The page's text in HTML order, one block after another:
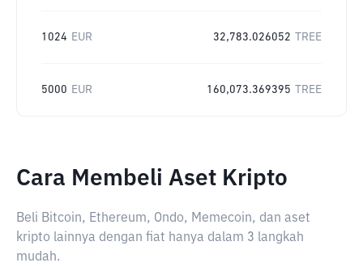
1024 EUR 32,783.026052 TREE
5000 EUR 160,073.369395 TREE
Cara Membeli Aset Kripto
Beli Bitcoin, Ethereum, Ondo, Memecoin, dan aset
kripto lainnya dengan fiat hanya dalam 3 langkah
mudah.